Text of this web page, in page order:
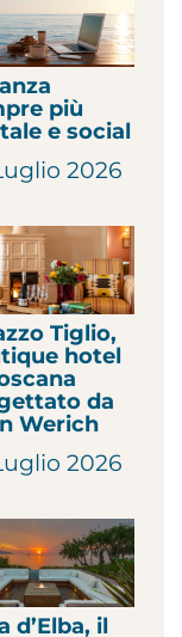
più
e social
2026
Tiglio,
hotel
da
Werich
2026
d’Elba, il